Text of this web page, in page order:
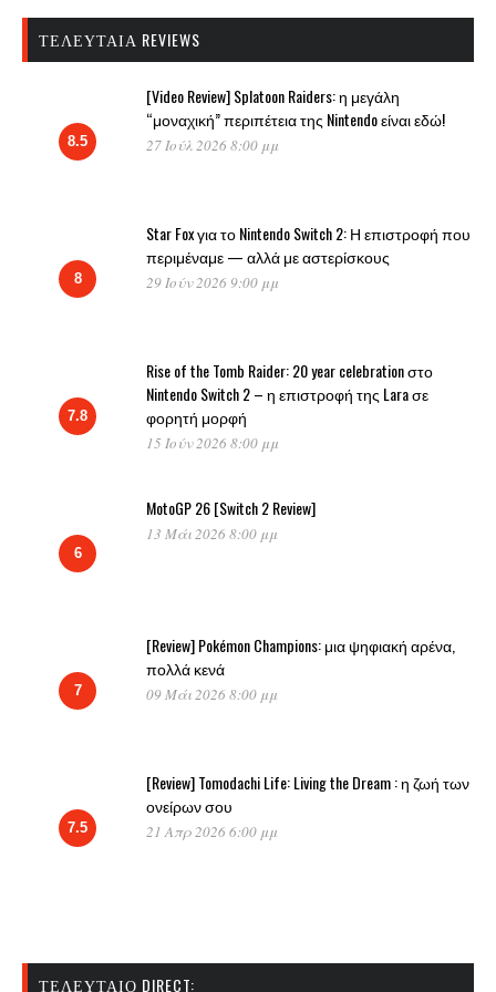
ΤΕΛΕΥΤΑΊΑ REVIEWS
8.5
[Video Review] Splatoon Raiders: η μεγάλη
“μοναχική” περιπέτεια της Nintendo είναι εδώ!
27 Ιούλ 2026 8:00 μμ
8
Star Fox για το Nintendo Switch 2: Η επιστροφή που
περιμέναμε — αλλά με αστερίσκους
29 Ιούν 2026 9:00 μμ
7.8
Rise of the Tomb Raider: 20 year celebration στο
Nintendo Switch 2 – η επιστροφή της Lara σε
φορητή μορφή
15 Ιούν 2026 8:00 μμ
6
MotoGP 26 [Switch 2 Review]
13 Μάι 2026 8:00 μμ
7
[Review] Pokémon Champions: μια ψηφιακή αρένα,
πολλά κενά
09 Μάι 2026 8:00 μμ
7.5
[Review] Tomodachi Life: Living the Dream : η ζωή των
ονείρων σου
21 Απρ 2026 6:00 μμ
ΤΕΛΕΥΤΑΊΟ DIRECT: